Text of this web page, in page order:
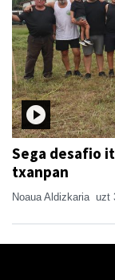
Sega desafio
txanpan
Noaua Aldizkaria uzt